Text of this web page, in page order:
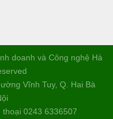
doanh và Công nghệ Hà
Vĩnh Tuy, Q. Hai Bà
0243 6336507